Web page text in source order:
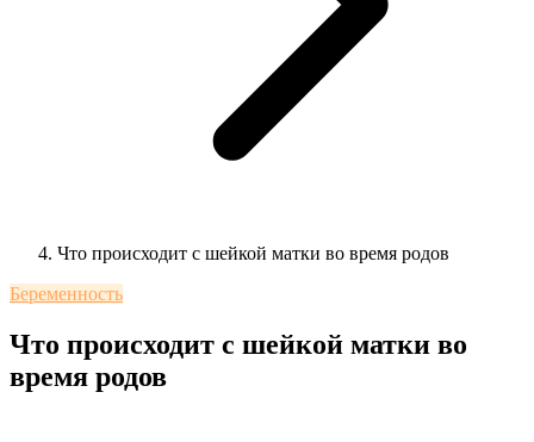
Что происходит с шейкой матки во время родов
Беременность
Что происходит с шейкой матки во
время родов